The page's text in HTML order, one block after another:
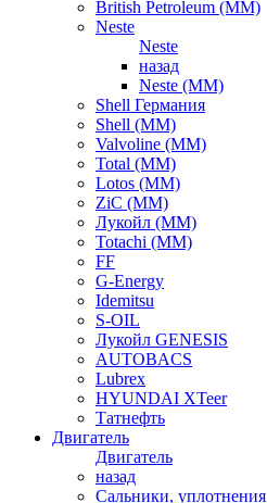
British Petroleum (ММ)
Neste
Neste
назад
Neste (ММ)
Shell Германия
Shell (ММ)
Valvoline (ММ)
Total (ММ)
Lotos (ММ)
ZiC (ММ)
Лукойл (ММ)
Totachi (MM)
FF
G-Energy
Idemitsu
S-OIL
Лукойл GENESIS
AUTOBACS
Lubrex
HYUNDAI XTeer
Татнефть
Двигатель
Двигатель
назад
Сальники, уплотнения